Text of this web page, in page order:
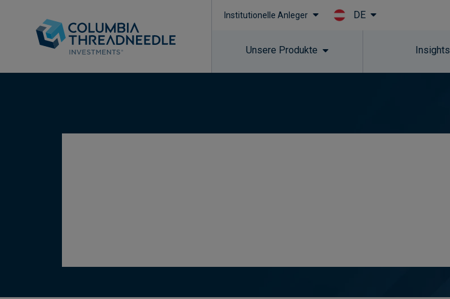
Skip to main content
Institutionelle Anleger DE
Unsere Produkte Insights